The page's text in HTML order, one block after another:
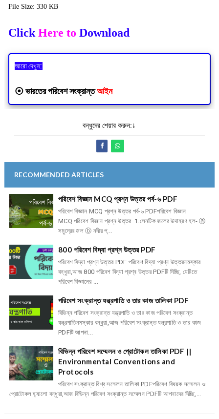
File Size: 330 KB
Click Here to Download
আরো দেখুন::
⦿ভারতের পরিবেশ সংক্রান্তআইন
বন্ধুদের শেয়ার করুন:↓
RECOMMENDED ARTICLES
পরিবেশ বিজ্ঞান MCQ প্রশ্ন উত্তর পর্ব-৬ PDF
পরিবেশ বিজ্ঞান MCQ প্রশ্ন উত্তর পর্ব-৬ PDFপরিবেশ বিজ্ঞান
MCQ পরিবেশ বিজ্ঞান প্রশ্ন উত্তর 1.লেনটিক জলের উদাহরণ হল- ⓐ
সমুদ্রের জল ⓑ নদীর প্...
800 পরিবেশ বিদ্যা প্রশ্ন উত্তর PDF
পরিবেশ বিদ্যা প্রশ্ন উত্তর PDF পরিবেশ বিদ্যা প্রশ্ন উত্তরনমস্কার
বন্ধুরা,আজ 800 পরিবেশ বিদ্যা প্রশ্ন উত্তর PDFটি দিচ্ছি, যেটিতে
পরিবেশ বিজ্ঞানের ...
পরিবেশ সংক্রান্ত যন্ত্রপাতি ও তার কাজ তালিকা PDF
বিভিন্ন পরিবেশ সংক্রান্ত যন্ত্রপাতি ও তার কাজ পরিবেশ সংক্রান্ত
যন্ত্রপাতিনমস্কার বন্ধুরা,আজ পরিবেশ সংক্রান্ত যন্ত্রপাতি ও তার কাজ
PDFটি আপনা...
বিভিন্ন পরিবেশ সম্মেলন ও প্রোটোকল তালিকা PDF ||
Environmental Conventions and
Protocols
পরিবেশ সংক্রান্ত বিশ্ব সম্মেলন তালিকা PDFপরিবেশ বিষয়ক সম্মেলন ও
প্রোটোকল হ্যালো বন্ধুরা,আজ বিভিন্ন পরিবেশ সংক্রান্ত সম্মেলন PDFটি আপনাদের দিচ্ছি,...